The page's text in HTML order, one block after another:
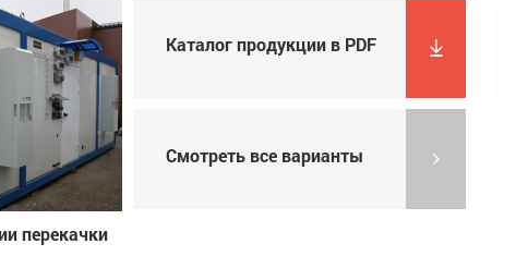
перекачки
Каталог продукции в PDF
Смотреть все варианты